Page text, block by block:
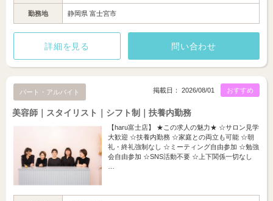
勤務地 静岡県 富士宮市
詳細を見る 問い合わせ
パート・アルバイト おすすめ
掲載日： 2026/08/01
美容師｜スタイリスト｜シフト制｜扶養内勤務
【haru富士店】 ★この求人の魅力★ ☆サロン見学
大歓迎 ☆扶養内勤務 ☆家庭との両立も可能 ☆朝
礼・終礼強制なし ☆ミーティング自由参加 ☆勉強
会自由参加 ☆SNS活動不要 ☆上下関係一切なし